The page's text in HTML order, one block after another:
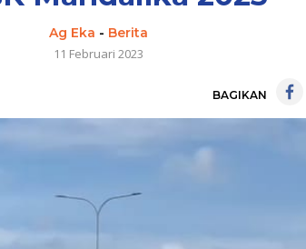
Ag Eka - Berita
11 Februari 2023
BAGIKAN